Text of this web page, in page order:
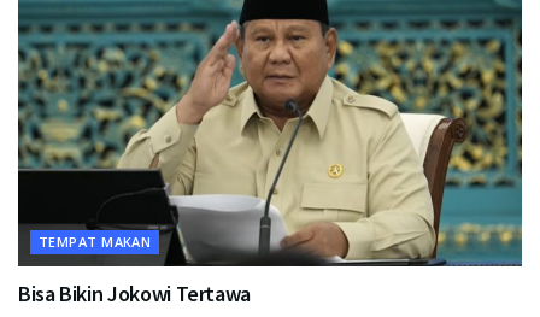
TEMPAT MAKAN
Bisa Bikin Jokowi Tertawa